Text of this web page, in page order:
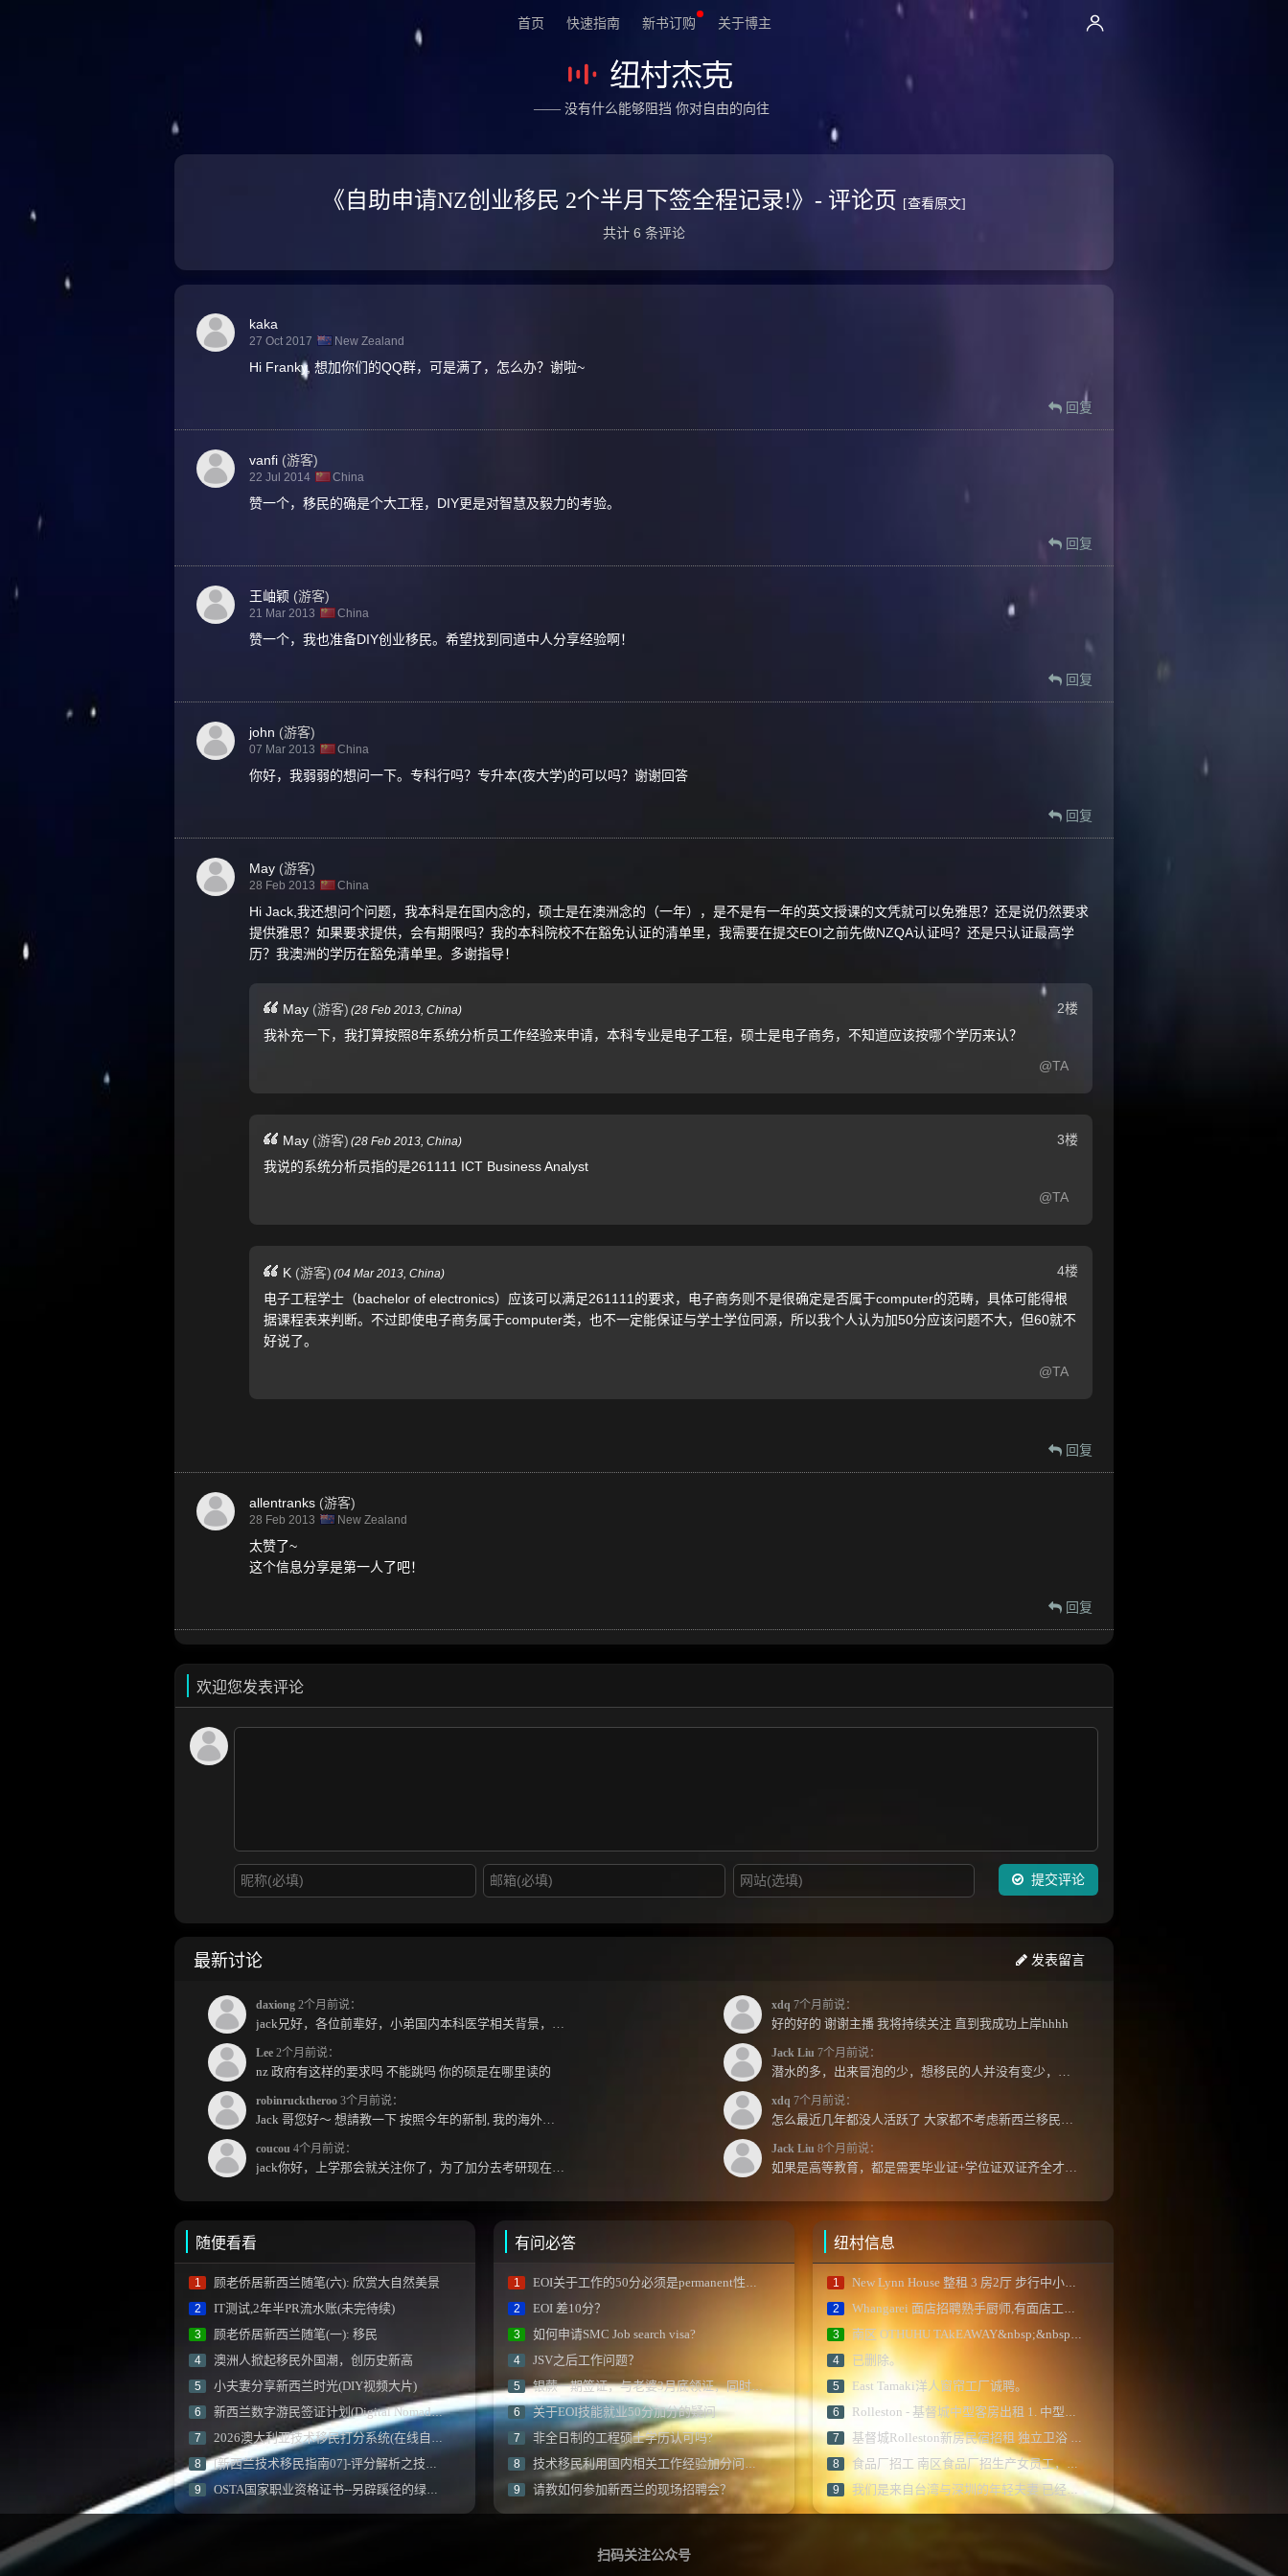
首页 快速指南 新书订购 关于博主
—— 没有什么能够阻挡 你对自由的向往
《自助申请NZ创业移民 2个半月下签全程记录!》- 评论页 [查看原文]
共计 6 条评论
kaka
27 Oct 2017 New Zealand
Hi Franky, 想加你们的QQ群，可是满了，怎么办？谢啦~
回复
vanfi (游客)
22 Jul 2014 China
赞一个，移民的确是个大工程，DIY更是对智慧及毅力的考验。
回复
王岫颖 (游客)
21 Mar 2013 China
赞一个，我也准备DIY创业移民。希望找到同道中人分享经验啊！
回复
john (游客)
07 Mar 2013 China
你好，我弱弱的想问一下。专科行吗？专升本(夜大学)的可以吗？谢谢回答
回复
May (游客)
28 Feb 2013 China
Hi Jack,我还想问个问题，我本科是在国内念的，硕士是在澳洲念的（一年），是不是有一年的英文授课的文凭就可以免雅思？还是说仍然要求
提供雅思？如果要求提供，会有期限吗？我的本科院校不在豁免认证的清单里，我需要在提交EOI之前先做NZQA认证吗？还是只认证最高学
历？我澳洲的学历在豁免清单里。多谢指导！
2楼
May (游客) (28 Feb 2013, China)
我补充一下，我打算按照8年系统分析员工作经验来申请，本科专业是电子工程，硕士是电子商务，不知道应该按哪个学历来认？
@TA
3楼
May (游客) (28 Feb 2013, China)
我说的系统分析员指的是261111 ICT Business Analyst
@TA
4楼
K (游客) (04 Mar 2013, China)
电子工程学士（bachelor of electronics）应该可以满足261111的要求，电子商务则不是很确定是否属于computer的范畴，具体可能得根
据课程表来判断。不过即使电子商务属于computer类，也不一定能保证与学士学位同源，所以我个人认为加50分应该问题不大，但60就不
好说了。
@TA
回复
allentranks (游客)
28 Feb 2013 New Zealand
太赞了~
这个信息分享是第一人了吧！
回复
欢迎您发表评论
提交评论
最新讨论 发表留言
daxiong 2个月前说：
Lee 2个月前说：
nz 政府有这样的要求吗 不能跳吗 你的硕是在哪里读的
robinrucktheroo 3个月前说：
coucou 4个月前说：
xdq 7个月前说：
好的好的 谢谢主播 我将持续关注 直到我成功上岸hhhh
Jack Liu 7个月前说：
xdq 7个月前说：
Jack Liu 8个月前说：
随便看看
1 顾老侨居新西兰随笔(六): 欣赏大自然美景
2 IT测试,2年半PR流水账(未完待续)
3 顾老侨居新西兰随笔(一): 移民
4 澳洲人掀起移民外国潮，创历史新高
5 小夫妻分享新西兰时光(DIY视频大片)
6 新西兰数字游民签证计划(Digital Nomad Visa Scheme)
7 2026澳大利亚技术移民打分系统(在线自测)
8 [新西兰技术移民指南07]-评分解析之技能雇佣加分
9 OSTA国家职业资格证书--另辟蹊径的绿卡申请方式
有问必答
1 EOI关于工作的50分必须是permanent性质的offer嘛？
2 EOI 差10分？
3 如何申请SMC Job search visa?
4 JSV之后工作问题？
5 银蕨一期签证，与老婆3月底领证，同时提交pr，两人会同时被拒吗？
6 关于EOI技能就业50分加分的疑问
7 非全日制的工程硕士学历认可吗?
8 技术移民利用国内相关工作经验加分问题？
9 请教如何参加新西兰的现场招聘会？
纽村信息
1 New Lynn House 整租 3 房2厅 步行中小学校区、 独...
2 Whangarei 面店招聘熟手厨师,有面店工作经验更佳...
3 南区 OTHUHU TAkEAWAY&nbsp;&nbsp;。
4 已删除。
5 East Tamaki洋人窗帘工厂诚聘。
6 Rolleston - 基督城中型客房出租 1. 中型双人床房...
7 基督城Rolleston新房民宿招租 独立卫浴 现有两...
8 食品厂招工 南区食品厂招生产女员工，一周5-...
9 我们是来自台湾与深圳的年轻夫妻 已经来新西...
扫码关注公众号